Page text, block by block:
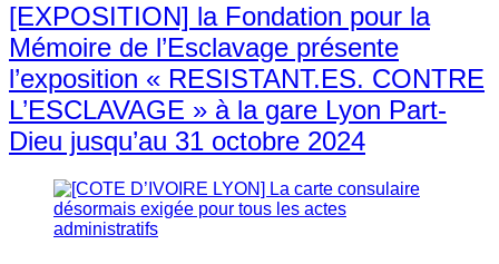
[EXPOSITION] la Fondation pour la
Mémoire de l’Esclavage présente
l’exposition « RESISTANT.ES. CONTRE
L’ESCLAVAGE » à la gare Lyon Part-
Dieu jusqu’au 31 octobre 2024